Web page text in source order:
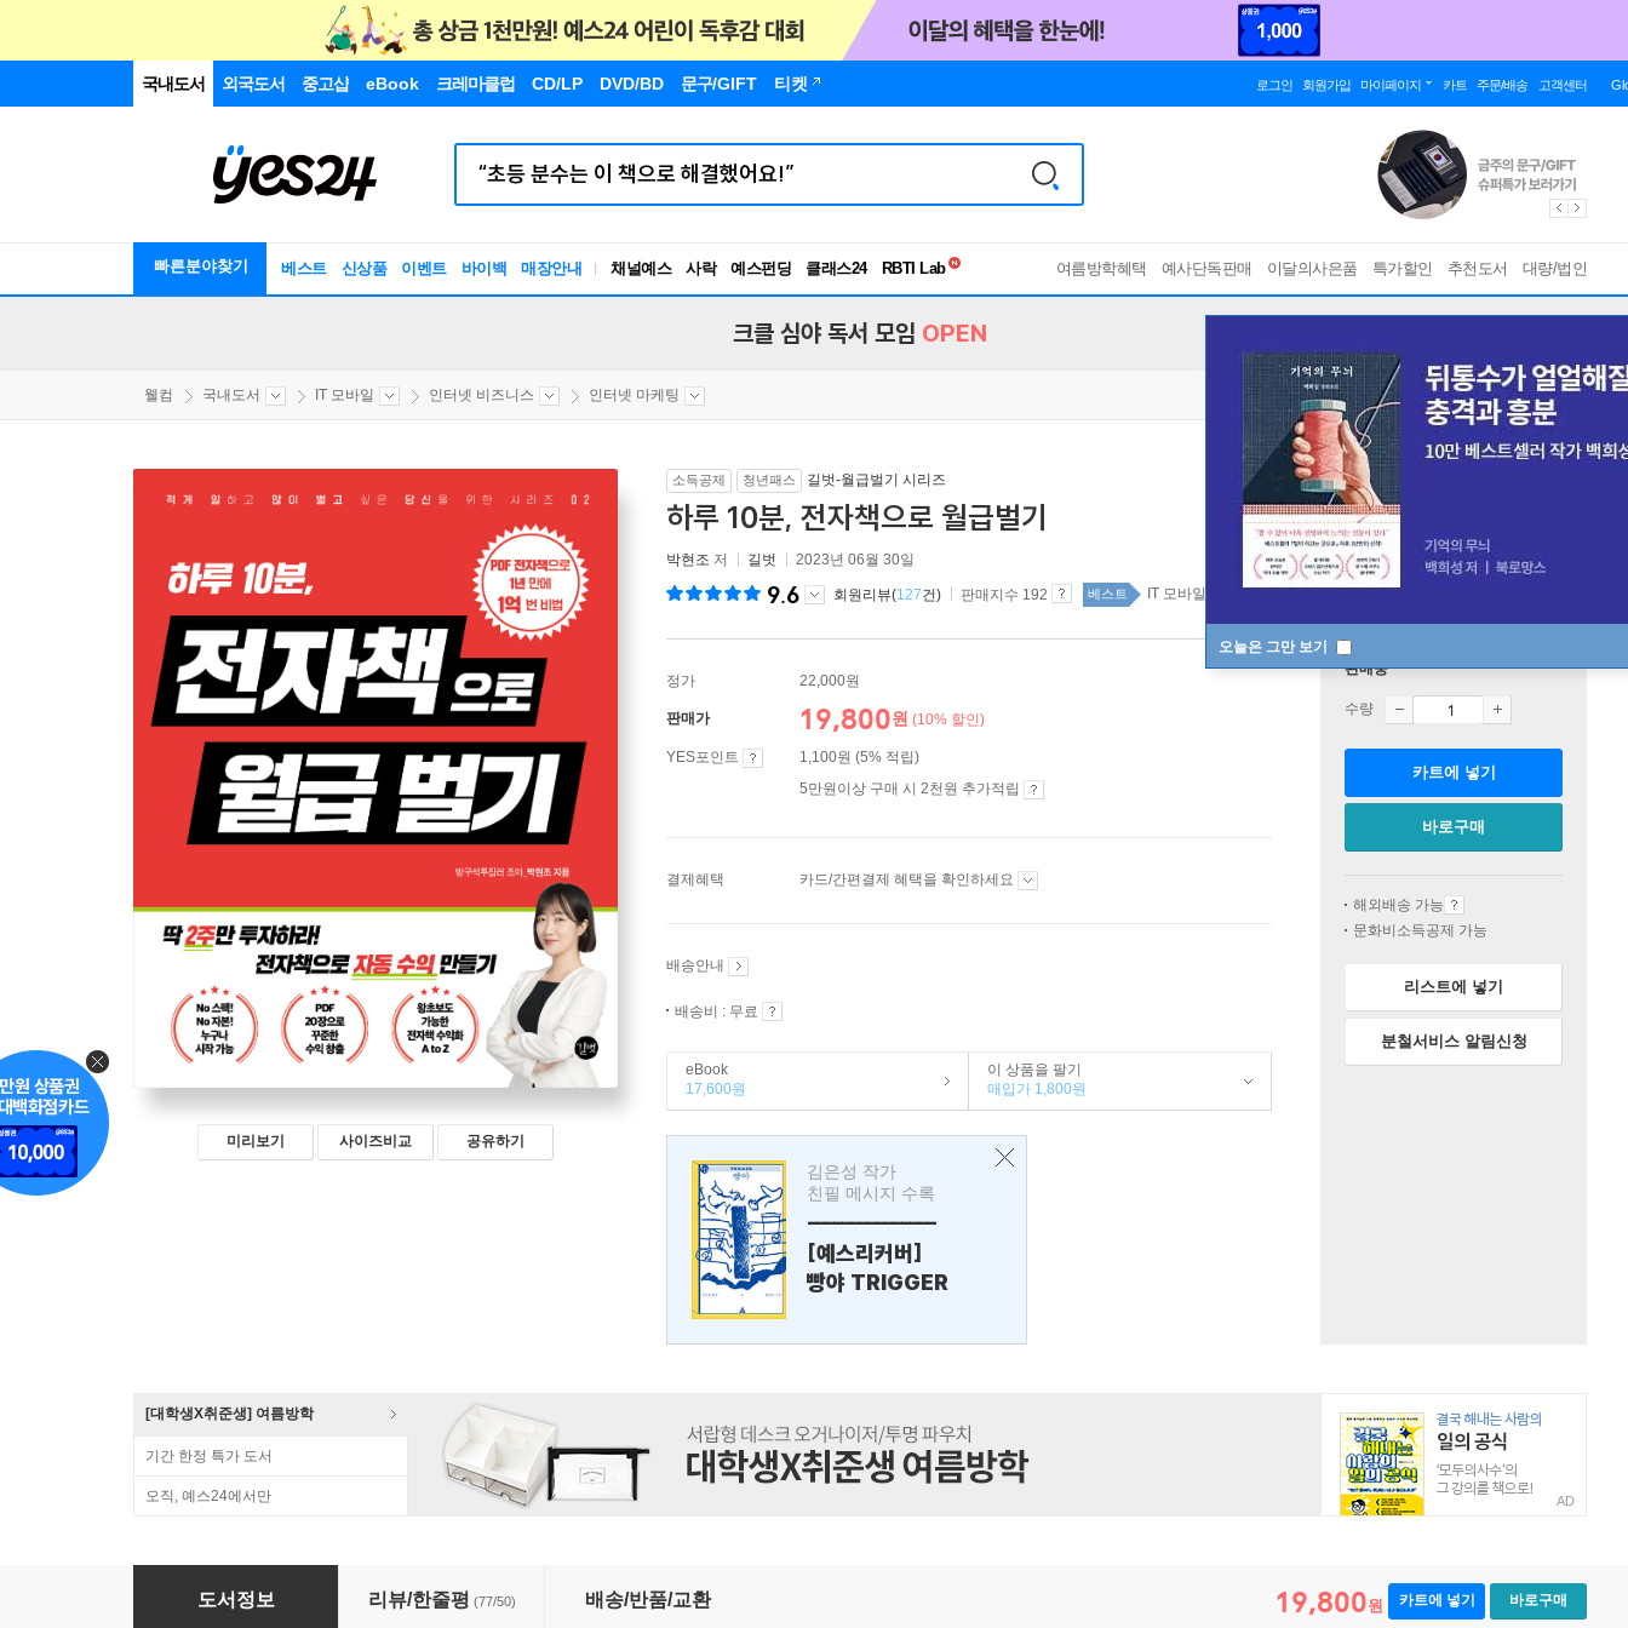
국내도서 외국도서 중고샵 eBook 크레마클럽 CD/LP DVD/BD 문구/GIFT 티켓 로그인 회원가입 마이페이지 카트 주문/배송 고객센터
빠른분야찾기 베스트 신상품 이벤트 바이백 매장안내 채널예스 사락 예스펀딩 클래스24
독서유형검사
여름방학혜택 예사단독판매 이달의사은품 특가할인 추천도서 대량/법인
오늘은 그만 보기
크클 심야 독서 모임 OPEN
웰컴 국내도서 IT 모바일 인터넷 비즈니스 인터넷 마케팅
미리보기 사이즈비교 공유하기
소득공제 청년패스 길벗-월급벌기 시리즈
하루 10분, 전자책으로 월급벌기
박현조 저 길벗 2023년 06월 30일
9.6 회원리뷰(127건) 판매지수 192 베스트 IT 모바일 top20 2주
정가 22,000원
판매가 19,800원 (10% 할인)
YES포인트
1,100원 (5% 적립)
5만원이상 구매 시 2천원 추가적립
결제혜택 카드/간편결제 혜택을 확인하세요
배송안내
배송비 : 무료
eBook
17,600원
이 상품을 팔기
매입가 1,800원
김은성 작가
친필 메시지 수록
---------------
[예스리커버]
빵야 TRIGGER
판매중
수량
카트에 넣기
바로구매
해외배송 가능
문화비소득공제 가능
리스트에 넣기
분철서비스 알림신청
[대학생X취준생] 여름방학
기간 한정 특가 도서
오직, 예스24에서만 AD
하루 10분, 전자책으로 월급벌기
도서정보 리뷰/한줄평 (77/50) 배송/반품/교환 19,800원 카트에 넣기 바로구매